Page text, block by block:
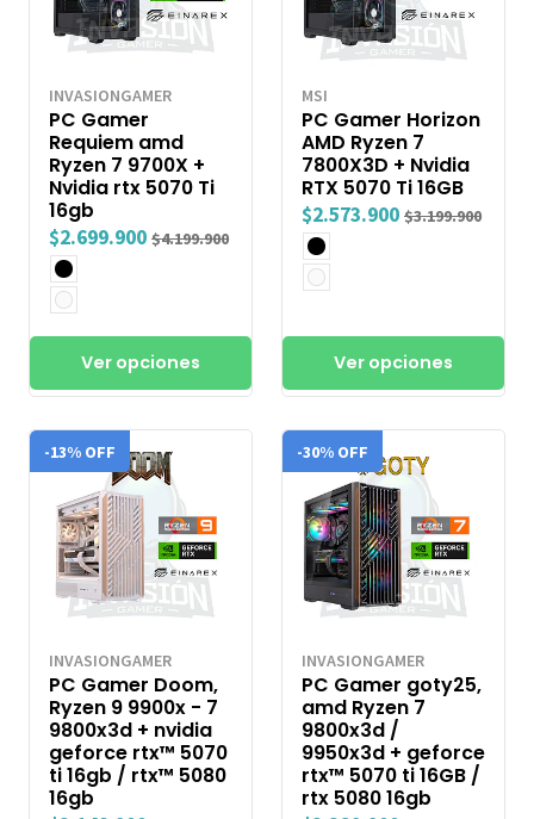
INVASIONGAMER
PC Gamer
Requiem amd
Ryzen 7 9700X +
Nvidia rtx 5070 Ti
16gb
$2.699.900 $4.199.900
Ver opciones
MSI
PC Gamer Horizon
AMD Ryzen 7
7800X3D + Nvidia
RTX 5070 Ti 16GB
$2.573.900 $3.199.900
Ver opciones
-13% OFF
INVASIONGAMER
PC Gamer Doom,
Ryzen 9 9900x - 7
9800x3d + nvidia
geforce rtx™ 5070
ti 16gb / rtx™ 5080
16gb
-30% OFF
INVASIONGAMER
PC Gamer goty25,
amd Ryzen 7
9800x3d /
9950x3d + geforce
rtx™ 5070 ti 16GB /
rtx 5080 16gb